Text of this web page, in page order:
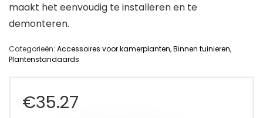
maakt het eenvoudig te installeren en te
demonteren.
Categorieën: Accessoires voor kamerplanten,Binnen tuinieren,
Plantenstandaards
€35.27